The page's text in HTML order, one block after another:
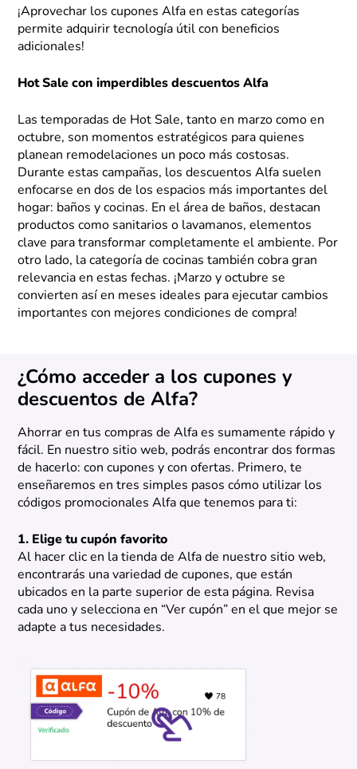
¡Aprovechar los cupones Alfa en estas categorías
permite adquirir tecnología útil con beneficios
adicionales!
Hot Sale con imperdibles descuentos Alfa
Las temporadas de Hot Sale, tanto en marzo como en
octubre, son momentos estratégicos para quienes
planean remodelaciones un poco más costosas.
Durante estas campañas, los descuentos Alfa suelen
enfocarse en dos de los espacios más importantes del
hogar: baños y cocinas. En el área de baños, destacan
productos como sanitarios o lavamanos, elementos
clave para transformar completamente el ambiente. Por
otro lado, la categoría de cocinas también cobra gran
relevancia en estas fechas. ¡Marzo y octubre se
convierten así en meses ideales para ejecutar cambios
importantes con mejores condiciones de compra!
¿Cómo acceder a los cupones y
descuentos de Alfa?
Ahorrar en tus compras de Alfa es sumamente rápido y
fácil. En nuestro sitio web, podrás encontrar dos formas
de hacerlo: con cupones y con ofertas. Primero, te
enseñaremos en tres simples pasos cómo utilizar los
códigos promocionales Alfa que tenemos para ti:
1. Elige tu cupón favorito
Al hacer clic en la tienda de Alfa de nuestro sitio web,
encontrarás una variedad de cupones, que están
ubicados en la parte superior de esta página. Revisa
cada uno y selecciona en “Ver cupón” en el que mejor se
adapte a tus necesidades.